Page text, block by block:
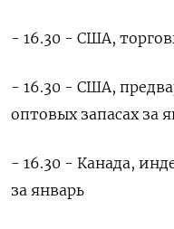
- 16.30 - США,
- 16.30 - США,
оптовых запасах за
- 16.30 - Канада,
за январь